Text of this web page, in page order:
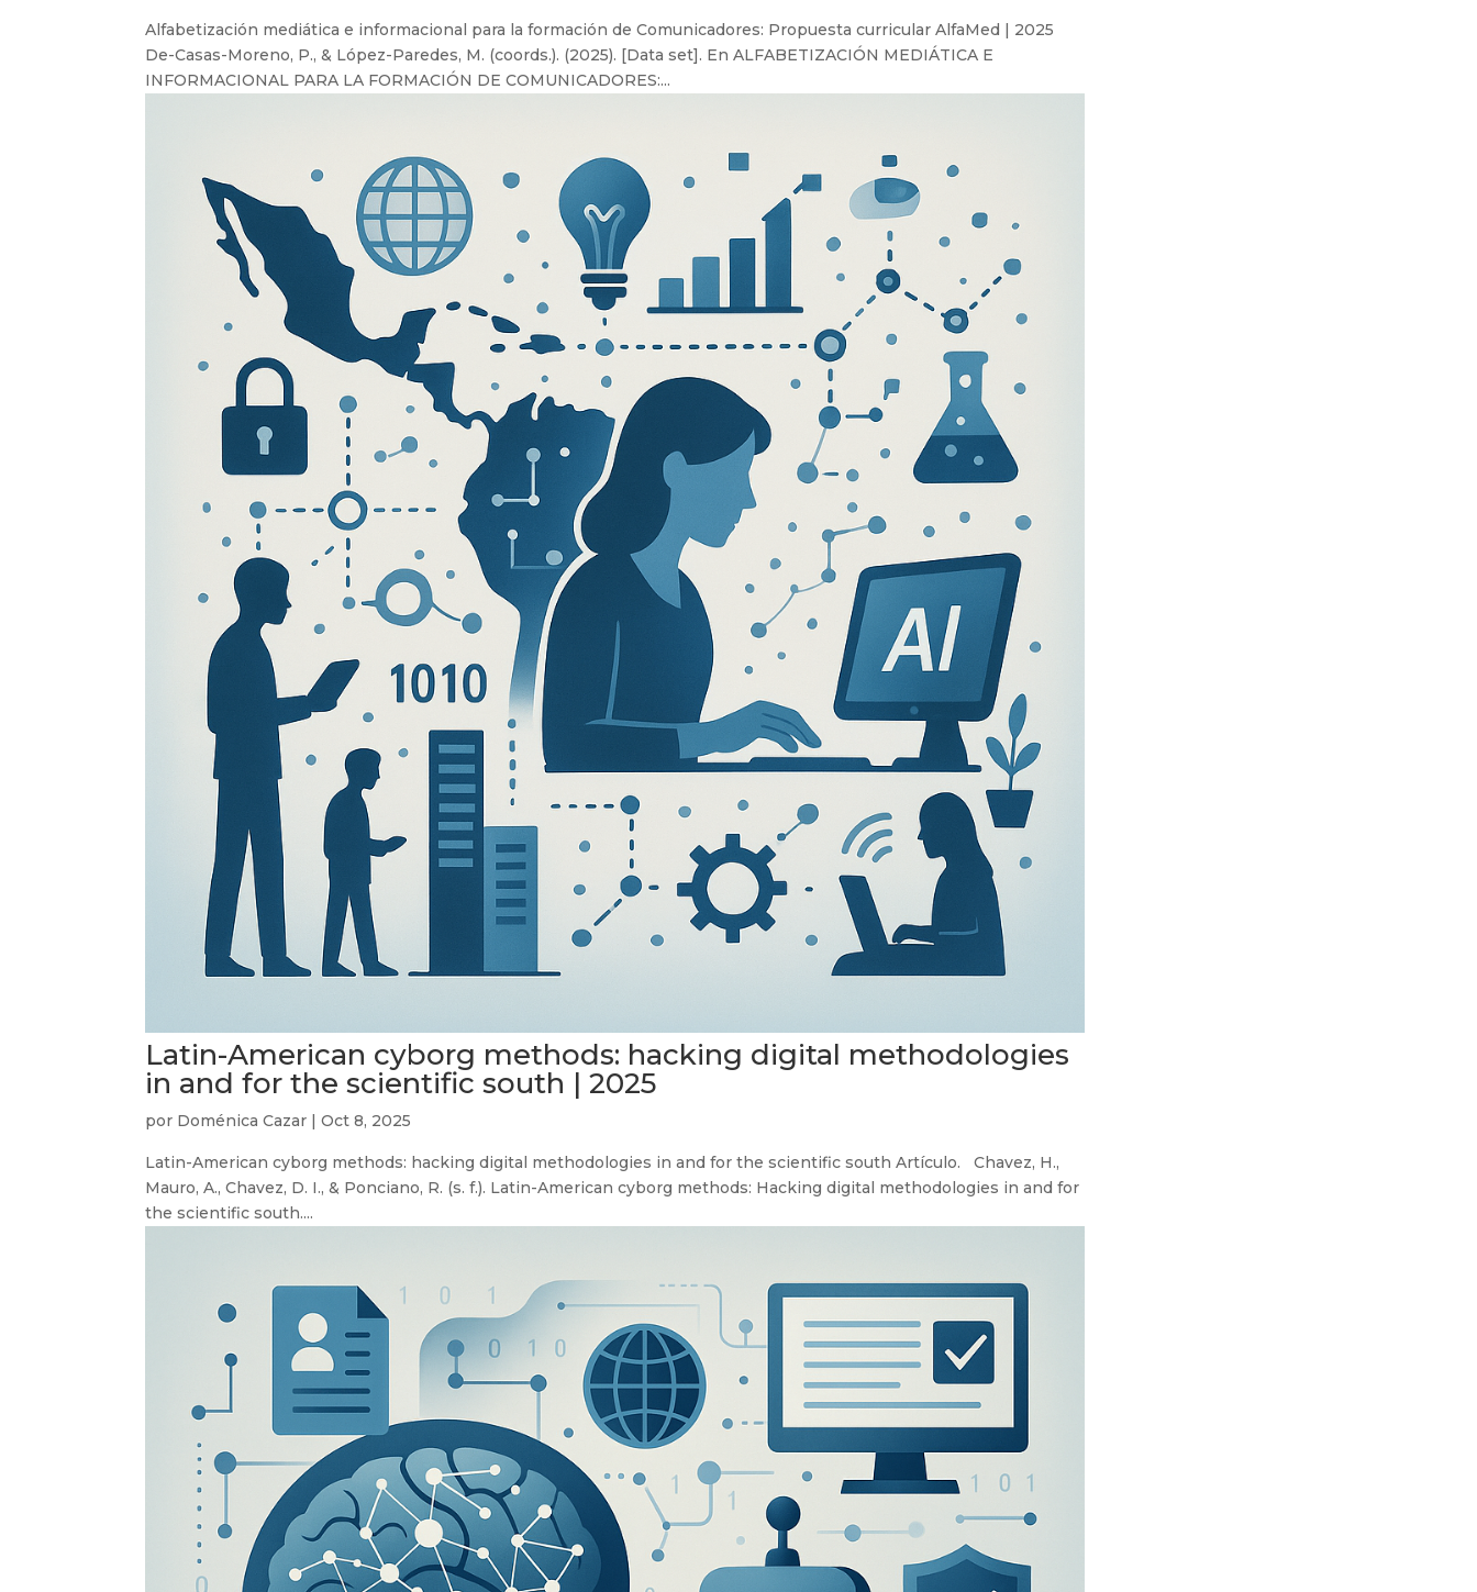
Alfabetización mediática e informacional para la formación de Comunicadores: Propuesta curricular AlfaMed | 2025
De-Casas-Moreno, P., & López-Paredes, M. (coords.). (2025). [Data set]. En ALFABETIZACIÓN MEDIÁTICA E
INFORMACIONAL PARA LA FORMACIÓN DE COMUNICADORES:...
Latin-American cyborg methods: hacking digital methodologies
in and for the scientific south | 2025
por Doménica Cazar | Oct 8, 2025
Latin-American cyborg methods: hacking digital methodologies in and for the scientific south Artículo. Chavez, H.,
Mauro, A., Chavez, D. I., & Ponciano, R. (s. f.). Latin-American cyborg methods: Hacking digital methodologies in and for
the scientific south....